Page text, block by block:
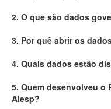
Administração
2. O que são dados
3. Por quê abrir os
4. Quais dados estão
5. Quem desenvolveu o
Alesp?